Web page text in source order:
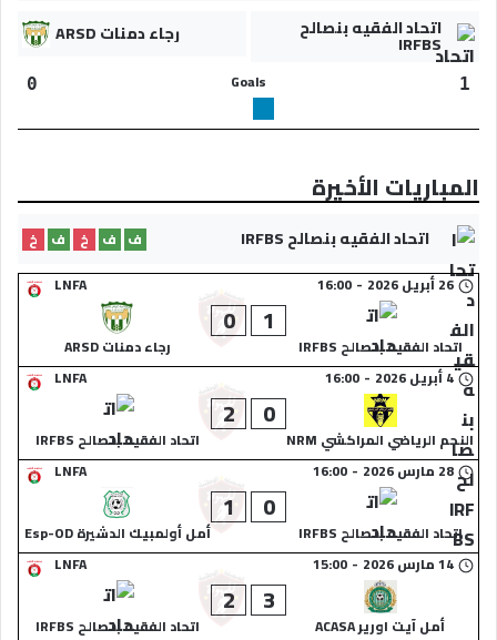
اتحاد الفقيه بنصالح
IRFBS رجاء دمنات ARSD
1
Goals
0
المباريات الأخيرة
اتحاد الفقيه بنصالح IRFBS ف ف خ ف
خ
LNFA
26 أبريل 2026 -
16:00
اتحاد الفقيه بنصالح IRFBS
1
0
رجاء دمنات ARSD
LNFA
4 أبريل 2026 -
16:00
النجم الرياضي المراكشي NRM
0
2
اتحاد الفقيه بنصالح IRFBS
LNFA
28 مارس 2026 -
16:00
اتحاد الفقيه بنصالح IRFBS
0
1
أمل أولمبيك الدشيرة Esp-OD
LNFA
14 مارس 2026 -
15:00
أمل آيت اورير ACASA
3
2
اتحاد الفقيه بنصالح IRFBS